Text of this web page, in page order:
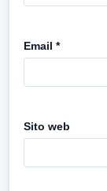
Email *
Sito web